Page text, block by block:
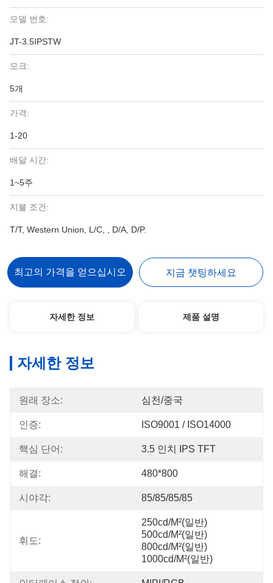
모델 번호:
JT-3.5IPSTW
모크:
5개
가격:
1-20
배달 시간:
1~5주
지불 조건:
T/T, Western Union, L/C, , D/A, D/P.
최고의 가격을 얻으십시오 지금 챗팅하세요
자세한 정보 제품 설명
자세한 정보
원래 장소: 심천/중국
인증: ISO9001 / ISO14000
핵심 단어: 3.5 인치 IPS TFT
해결: 480*800
시야각: 85/85/85/85
휘도:
250cd/m²(일반)
500cd/m²(일반)
800cd/m²(일반)
1000cd/m²(일반)